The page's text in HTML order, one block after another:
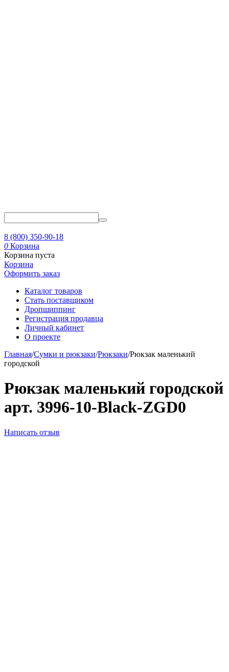
8 (800) 350-90-18
0 Корзина
Корзина пуста
Корзина
Оформить заказ
Каталог товаров
Стать поставщиком
Дропшиппинг
Регистрация продавца
Личный кабинет
О проекте
Главная/Сумки и рюкзаки/Рюкзаки/Рюкзак маленький
городской
Рюкзак маленький городской
арт. 3996-10-Black-ZGD0
Написать отзыв